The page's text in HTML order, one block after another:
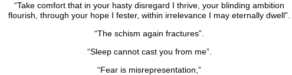
“Take comfort that in your hasty disregard I thrive, your blinding ambition
flourish, through your hope I fester, within irrelevance I may eternally dwell”.
“The schism again fractures”.
“Sleep cannot cast you from me”.
“Fear is misrepresentation,”